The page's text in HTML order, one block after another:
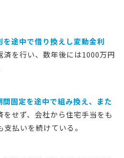
途中で借り換えし変動金利
を行い、数年後には1000万円
固定を途中で組み換え、また
をせず、会社から住宅手当をも
払いを続けている。